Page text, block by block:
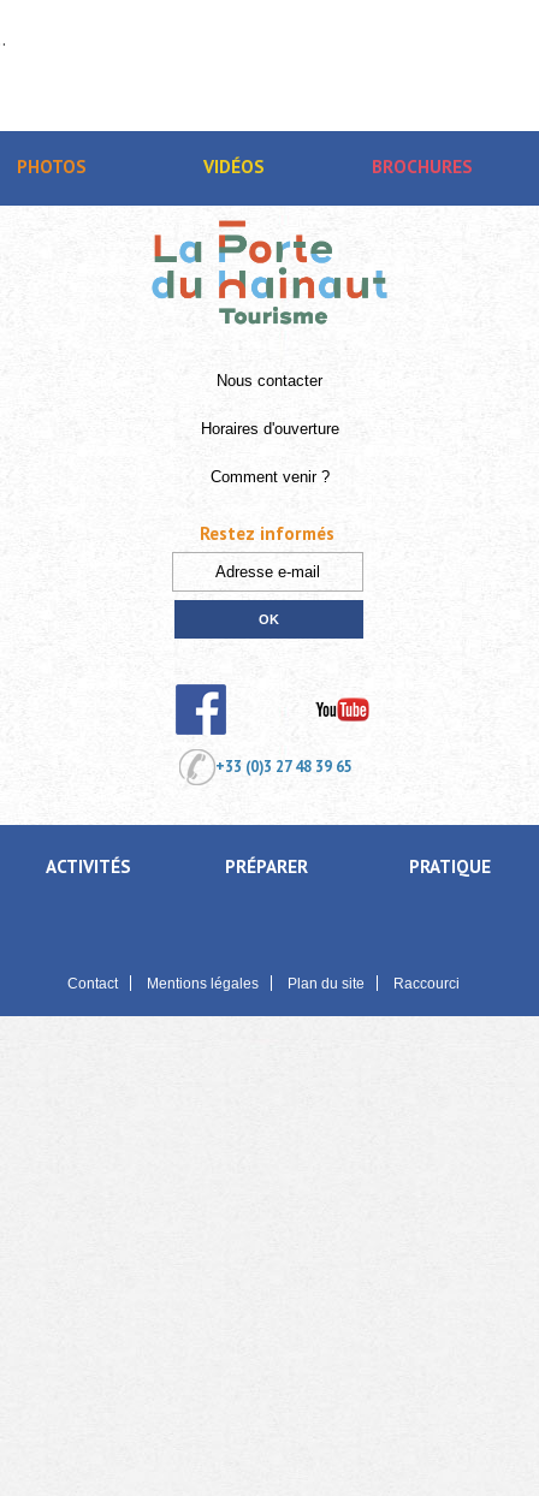
PHOTOS VIDÉOS BROCHURES
Nous contacter
Horaires d'ouverture
Comment venir ?
+33 (0)3 27 48 39 65
ACTIVITÉS PRÉPARER PRATIQUE
Contact Mentions légales Plan du site Raccourci
Restez informés